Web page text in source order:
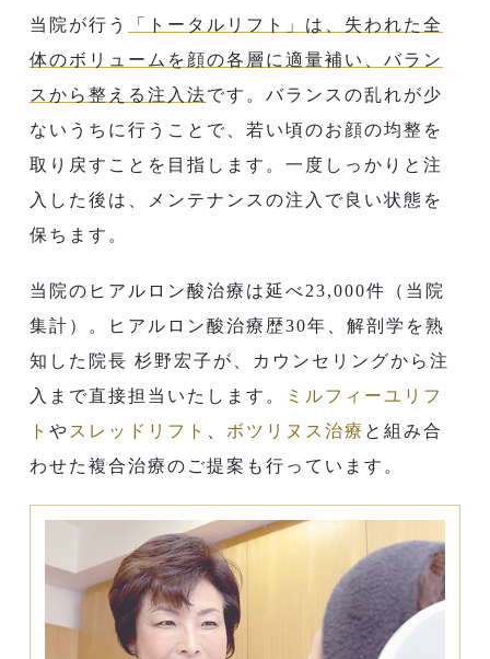
当院が行う
「トータルリフト」は、失われた全
体のボリュームを顔の各層に適量補い、バラン
スから整える注入法です。バランスの乱れが少
ないうちに行うことで、若い頃のお顔の均整を
取り戻すことを目指します。一度しっかりと注
入した後は、メンテナンスの注入で良い状態を
保ちます。
当院のヒアルロン酸治療は延べ23,000件（当院
集計）。ヒアルロン酸治療歴30年、解剖学を熟
知した院長 杉野宏子が、カウンセリングから注
入まで直接担当いたします。
ミルフィーユリフ
ト や スレッドリフト ボツリヌス治療 と組み合
わせた複合治療のご提案も行っています。